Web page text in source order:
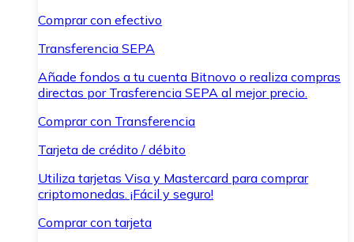
Comprar con efectivo
Transferencia SEPA
Añade fondos a tu cuenta Bitnovo o realiza compras
directas por Trasferencia SEPA al mejor precio.
Comprar con Transferencia
Tarjeta de crédito / débito
Utiliza tarjetas Visa y Mastercard para comprar
criptomonedas. ¡Fácil y seguro!
Comprar con tarjeta